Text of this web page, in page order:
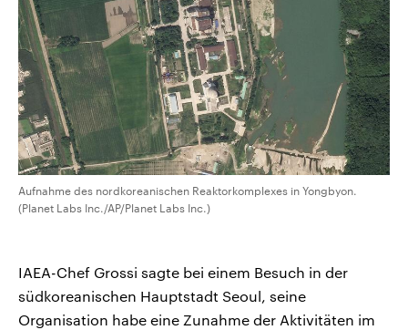
Aufnahme des nordkoreanischen Reaktorkomplexes in Yongbyon.
(Planet Labs Inc./AP/Planet Labs Inc.)
IAEA-Chef Grossi sagte bei einem Besuch in der
südkoreanischen Hauptstadt Seoul, seine
Organisation habe eine Zunahme der Aktivitäten im